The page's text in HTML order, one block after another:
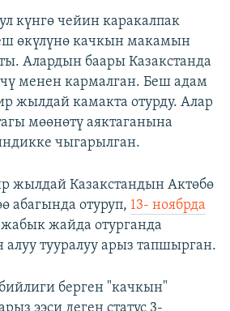
күнгө чейин каракалпак
өкүлүнө качкын макамын
Алардын баары Казакстанда
менен кармалган. Беш адам
жылдай камакта отурду. Алар
мөөнөтү аяктаганына
чыгарылган.
жылдай Казакстандын Актөбө
абагында отуруп, 13- ноябрда
жайда отурганда
тууралуу арыз тапшырган.
берген "качкын"